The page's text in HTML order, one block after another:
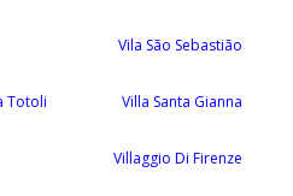
Vila São Sebastião
Totoli Villa Santa Gianna
Villaggio Di Firenze